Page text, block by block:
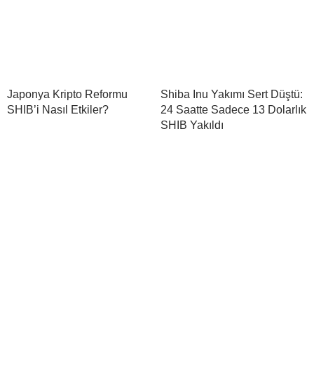
Japonya Kripto Reformu
SHIB’i Nasıl Etkiler?
Shiba Inu Yakımı Sert Düştü:
24 Saatte Sadece 13 Dolarlık
SHIB Yakıldı